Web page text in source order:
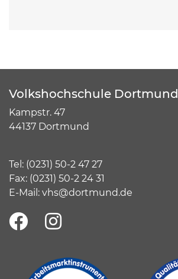
Volkshochschule Dortmund
Kampstr. 47
44137 Dortmund
Tel: (0231) 50-2 47 27
Fax: (0231) 50-2 24 31
E-Mail: vhs@dortmund.de